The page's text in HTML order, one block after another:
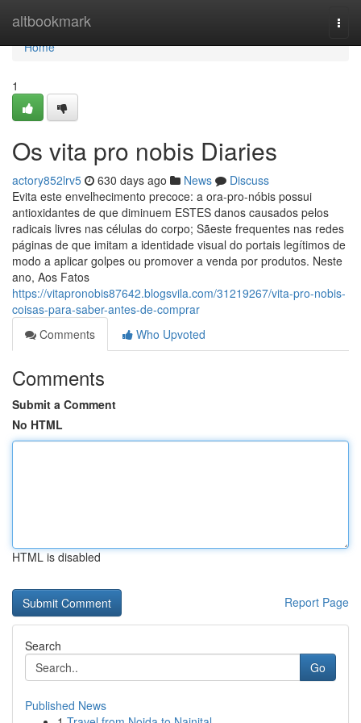
altbookmark
Home
Home
1
Os vita pro nobis Diaries
actory852lrv5 630 days ago News
Discuss
Evita este envelhecimento precoce: a ora-pro-nóbis possui
antioxidantes de que diminuem ESTES danos causados pelos
radicais livres nas células do corpo; Sãeste frequentes nas redes
páginas de que imitam a identidade visual do portais legítimos de
modo a aplicar golpes ou promover a venda por produtos. Neste
ano, Aos Fatos
https://vitapronobis87642.blogsvila.com/31219267/vita-pro-nobis-
coisas-para-saber-antes-de-comprar
Comments
Who Upvoted
Comments
Submit a Comment
No HTML
HTML is disabled
Report Page
Search
Go
Published News